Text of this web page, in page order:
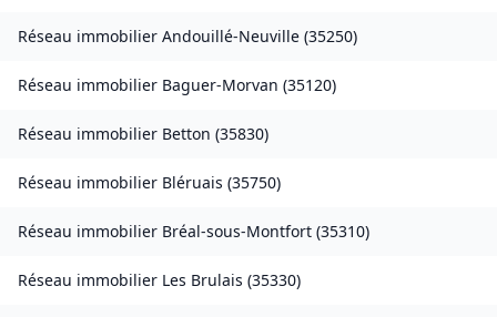
Réseau immobilier Andouillé-Neuville (35250)
Réseau immobilier Baguer-Morvan (35120)
Réseau immobilier Betton (35830)
Réseau immobilier Bléruais (35750)
Réseau immobilier Bréal-sous-Montfort (35310)
Réseau immobilier Les Brulais (35330)